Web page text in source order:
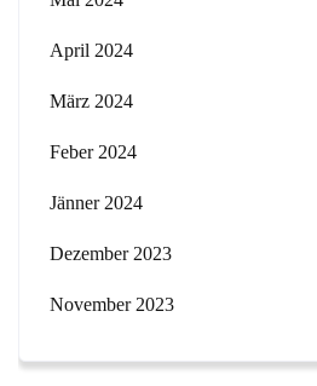
April 2024
März 2024
Feber 2024
Jänner 2024
Dezember 2023
November 2023